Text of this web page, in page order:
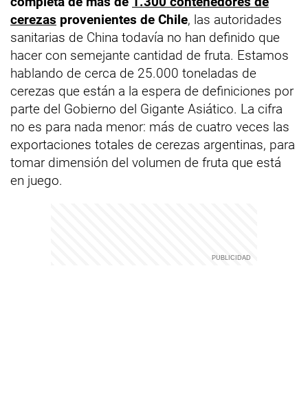
cerezas provenientes de Chile, las autoridades
sanitarias de China todavía no han definido que
hacer con semejante cantidad de fruta. Estamos
hablando de cerca de 25.000 toneladas de
cerezas que están a la espera de definiciones por
parte del Gobierno del Gigante Asiático. La cifra
no es para nada menor: más de cuatro veces las
exportaciones totales de cerezas argentinas, para
tomar dimensión del volumen de fruta que está
en juego.